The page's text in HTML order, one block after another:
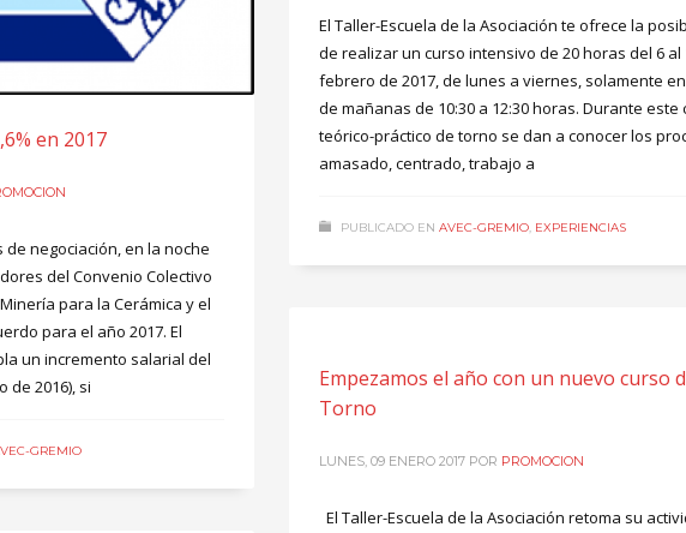
en 2017
negociación, en la noche
del Convenio Colectivo
para la Cerámica y el
para el año 2017. El
un incremento salarial del
de 2016), si
GREMIO
El Taller-Escuela de la Asociación te ofrece la
de realizar un curso intensivo de 20 horas del 6 al
febrero de 2017, de lunes a viernes, solamente
de mañanas de 10:30 a 12:30 horas. Durante este
teórico-práctico de torno se dan a conocer los
amasado, centrado, trabajo a
PUBLICADO EN AVEC-GREMIO, EXPERIENCIAS
Empezamos el año con un nuevo curso
Torno
LUNES, 09 ENERO 2017 POR PROMOCION
El Taller-Escuela de la Asociación retoma su